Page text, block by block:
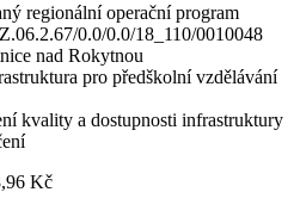
regionální operační program
0.0/0.0/18_110/0010048
nad Rokytnou
pro předškolní vzdělávání
kvality a dostupnosti infrastruktury
Kč